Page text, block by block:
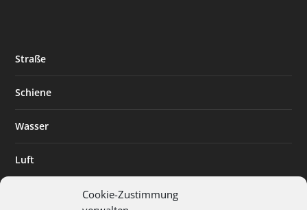
Cookie-Zustimmung
Straße
Schiene
Wasser
Luft